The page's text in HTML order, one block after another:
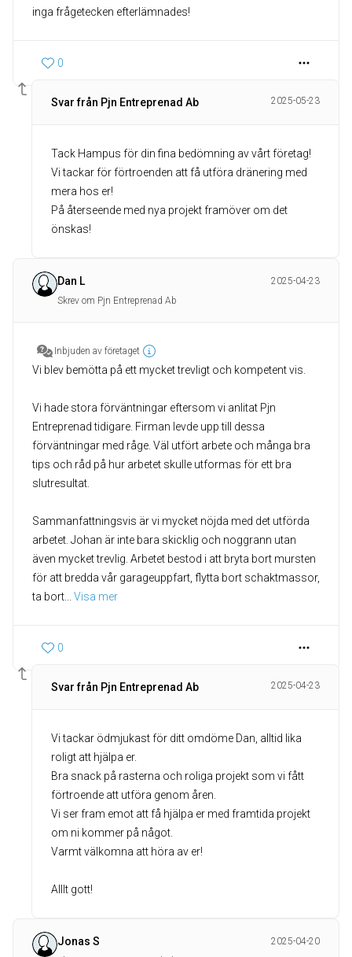
inga frågetecken efterlämnades!
0
Svar från Pjn Entreprenad Ab 2025-05-23
Tack Hampus för din fina bedömning av vårt företag!
Vi tackar för förtroenden att få utföra dränering med
mera hos er!
På återseende med nya projekt framöver om det
önskas!
Dan L
2025-04-23
Skrev om Pjn Entreprenad Ab
Inbjuden av företaget
Vi blev bemötta på ett mycket trevligt och kompetent vis.
Vi hade stora förväntningar eftersom vi anlitat Pjn
Entreprenad tidigare. Firman levde upp till dessa
förväntningar med råge. Väl utfört arbete och många bra
tips och råd på hur arbetet skulle utformas för ett bra
slutresultat.
Sammanfattningsvis är vi mycket nöjda med det utförda
arbetet. Johan är inte bara skicklig och noggrann utan
även mycket trevlig. Arbetet bestod i att bryta bort mursten
för att bredda vår garageuppfart, flytta bort schaktmassor,
ta bort
Visa mer
0
Svar från Pjn Entreprenad Ab 2025-04-23
Vi tackar ödmjukast för ditt omdöme Dan, alltid lika
roligt att hjälpa er.
Bra snack på rasterna och roliga projekt som vi fått
förtroende att utföra genom åren.
Vi ser fram emot att få hjälpa er med framtida projekt
om ni kommer på något.
Varmt välkomna att höra av er!
Alllt gott!
Jonas S
2025-04-20